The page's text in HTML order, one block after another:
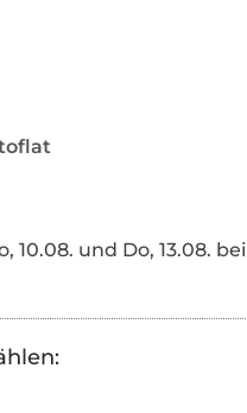
10.08. und Do, 13.08. bei